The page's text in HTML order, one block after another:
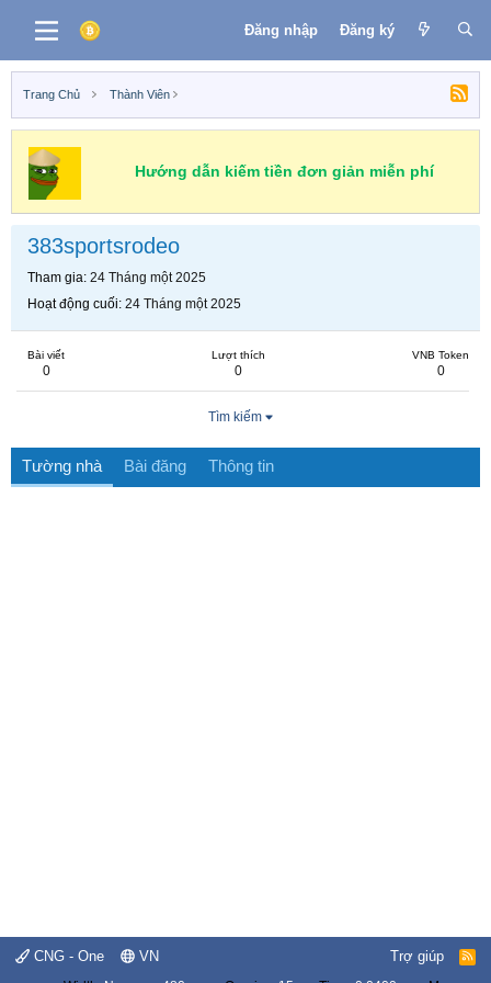
Đăng nhập Đăng ký
Trang Chủ Thành Viên
Hướng dẫn kiếm tiền đơn giản miễn phí
383sportsrodeo
Tham gia 24 Tháng một 2025
Hoạt động cuối 24 Tháng một 2025
Bài viết
0
Lượt thích
0
VNB Token
0
Tìm kiếm
Tường nhà Bài đăng Thông tin
CNG - One VN Trợ giúp
R